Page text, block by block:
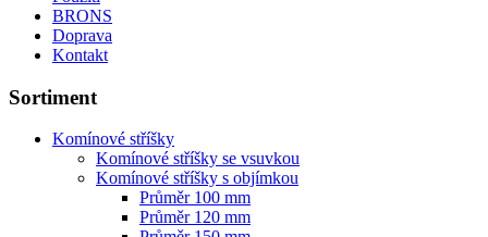
BRONS
Doprava
Kontakt
Sortiment
Komínové stříšky
Komínové stříšky se vsuvkou
Komínové stříšky s objímkou
Průměr 100 mm
Průměr 120 mm